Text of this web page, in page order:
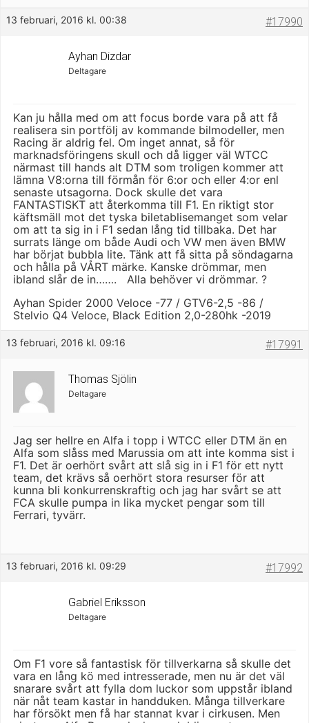
13 februari, 2016 kl. 00:38 #17990
Ayhan Dizdar
Deltagare
Kan ju hålla med om att focus borde vara på att få
realisera sin portfölj av kommande bilmodeller, men
Racing är aldrig fel. Om inget annat, så för
marknadsföringens skull och då ligger väl WTCC
närmast till hands alt DTM som troligen kommer att
lämna V8:orna till förmån för 6:or och eller 4:or enl
senaste utsagorna. Dock skulle det vara
FANTASTISKT att återkomma till F1. En riktigt stor
käftsmäll mot det tyska biletablisemanget som velar
om att ta sig in i F1 sedan lång tid tillbaka. Det har
surrats länge om både Audi och VW men även BMW
har börjat bubbla lite. Tänk att få sitta på söndagarna
och hålla på VÅRT märke. Kanske drömmar, men
ibland slår de in……. Alla behöver vi drömmar. ?
Ayhan Spider 2000 Veloce -77 / GTV6-2,5 -86 /
Stelvio Q4 Veloce, Black Edition 2,0-280hk -2019
13 februari, 2016 kl. 09:16 #17991
Thomas Sjölin
Deltagare
Jag ser hellre en Alfa i topp i WTCC eller DTM än en
Alfa som slåss med Marussia om att inte komma sist i
F1. Det är oerhört svårt att slå sig in i F1 för ett nytt
team, det krävs så oerhört stora resurser för att
kunna bli konkurrenskraftig och jag har svårt se att
FCA skulle pumpa in lika mycket pengar som till
Ferrari, tyvärr.
13 februari, 2016 kl. 09:29 #17992
Gabriel Eriksson
Deltagare
Om F1 vore så fantastisk för tillverkarna så skulle det
vara en lång kö med intresserade, men nu är det väl
snarare svårt att fylla dom luckor som uppstår ibland
när nåt team kastar in handduken. Många tillverkare
har försökt men få har stannat kvar i cirkusen. Men